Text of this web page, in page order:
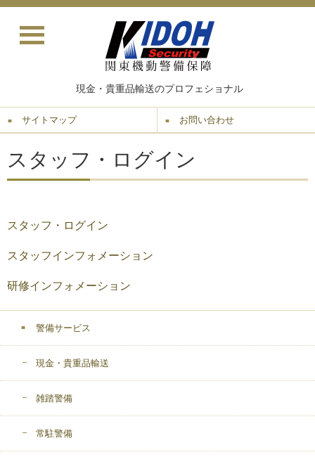
現金・貴重品輸送のプロフェショナル
サイトマップ お問い合わせ
スタッフ・ログイン
スタッフ・ログイン
スタッフインフォメーション
研修インフォメーション
警備サービス
現金・貴重品輸送
雑踏警備
常駐警備